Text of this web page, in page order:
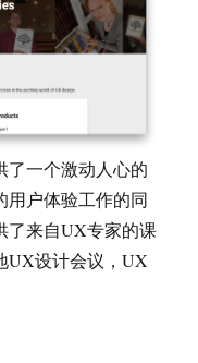
了一个激动人心的
用户体验工作的同
了来自UX专家的课
UX设计会议，UX